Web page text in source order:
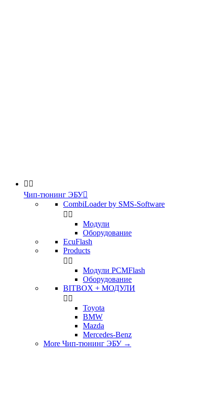
 
Чип-тюнинг ЭБУ
CombiLoader by SMS-Software
 
Модули
Оборудование
EcuFlash
Products
 
Модули PCMFlash
Оборудование
BITBOX + МОДУЛИ
 
Toyota
BMW
Mazda
Mercedes-Benz
More Чип-тюнинг ЭБУ →